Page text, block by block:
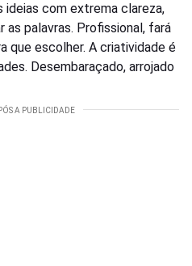
ideias com extrema clareza,
as palavras. Profissional, fará
que escolher. A criatividade é
Desembaraçado, arrojado